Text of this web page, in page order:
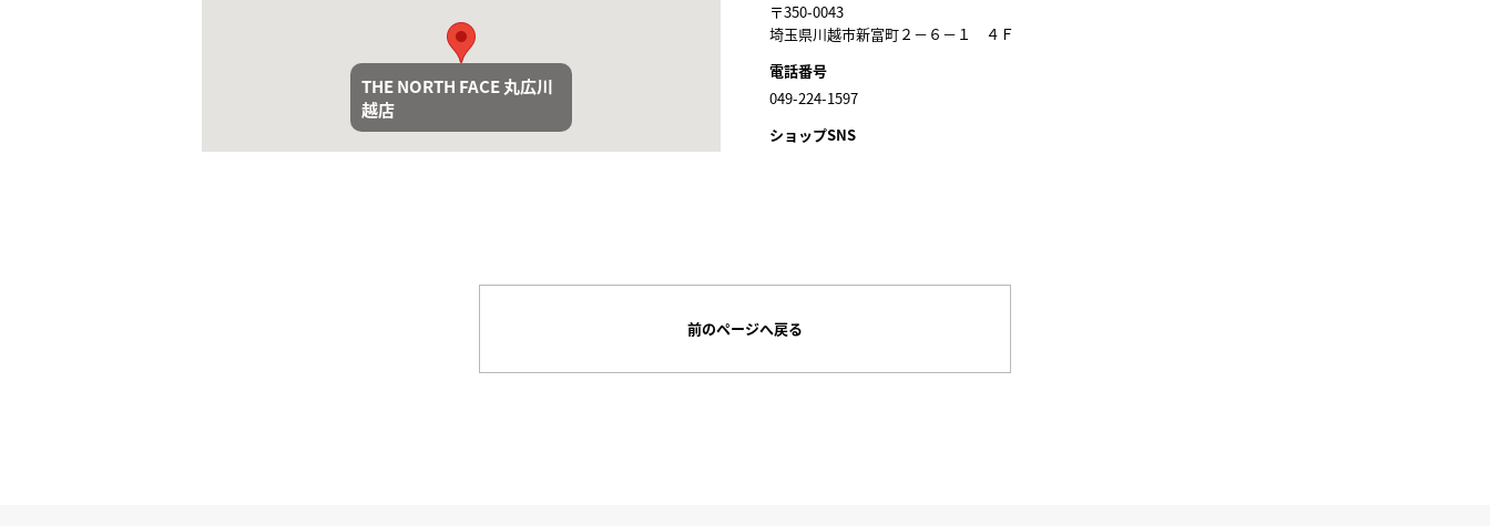
THE NORTH FACE 丸広川
越店
THE NORTH FACE 丸広川
越店
〒350-0043
埼玉県川越市新富町２－６－１ ４Ｆ
電話番号
049-224-1597
ショップSNS
前のページへ戻る